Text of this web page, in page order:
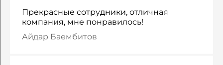
Прекрасные сотрудники, отличная
компания, мне понравилось!
Айдар Баембитов